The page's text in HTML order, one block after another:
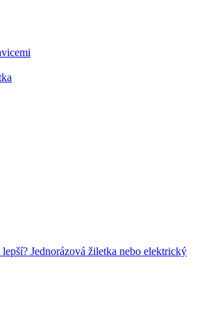
Jednorázová žiletka nebo elektrický